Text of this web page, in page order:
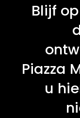
Blijf
Piazza
u